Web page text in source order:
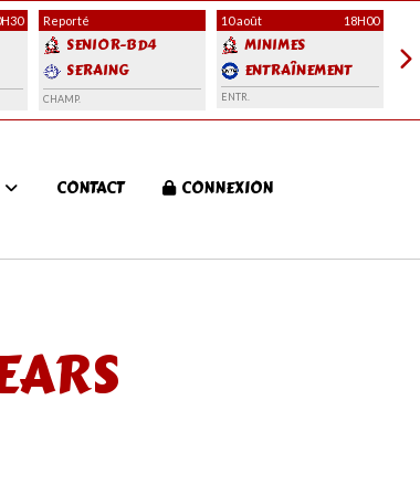
Reporté
SENIOR-BD4
SERAING
BROWN BOYS
CHAMP.
10 août 18H00
MINIMES
ENTRAÎNEMENT
ENTR.
CONTACT CONNEXION